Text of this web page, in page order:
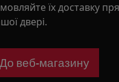
їх доставку
двері.
До веб-магазину